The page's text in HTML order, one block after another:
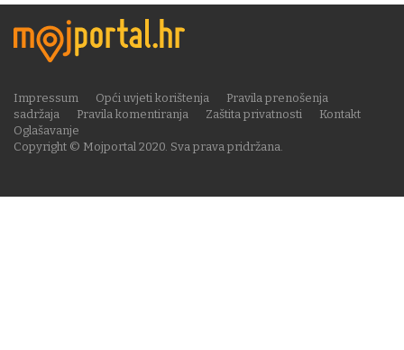
Copyright © Mojportal 2020. Sva prava pridržana.
Impressum Opći uvjeti korištenja
Pravila prenošenja
sadržaja
Pravila komentiranja Zaštita privatnosti
Kontakt
Oglašavanje